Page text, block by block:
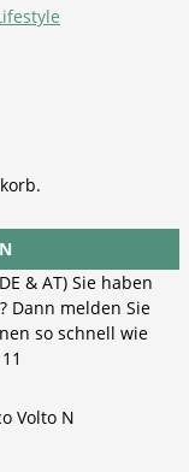
& AT) Sie haben
Dann melden Sie
so schnell wie
Volto N